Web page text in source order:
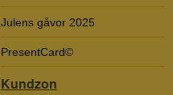
Julens gåvor 2025
PresentCard©
Kundzon